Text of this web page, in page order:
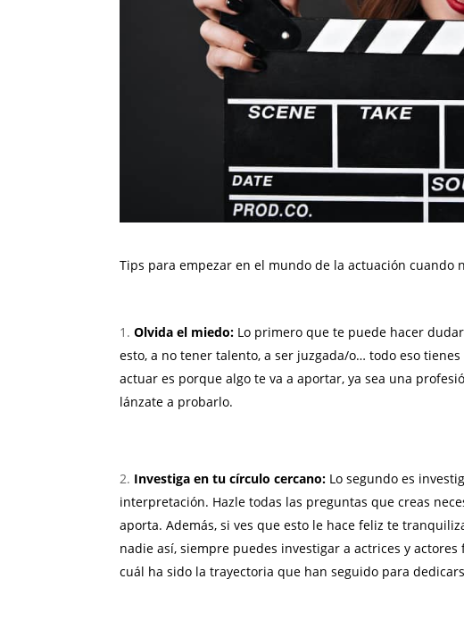
Tips para empezar en el mundo de la actuación cuando
Olvida el miedo: Lo primero que te puede hacer
esto, a no tener talento, a ser juzgada/o… todo eso
actuar es porque algo te va a aportar, ya sea una
lánzate a probarlo.
Investiga en tu círculo cercano: Lo segundo es
interpretación. Hazle todas las preguntas que creas
aporta. Además, si ves que esto le hace feliz te
nadie así, siempre puedes investigar a actrices y
cuál ha sido la trayectoria que han seguido para